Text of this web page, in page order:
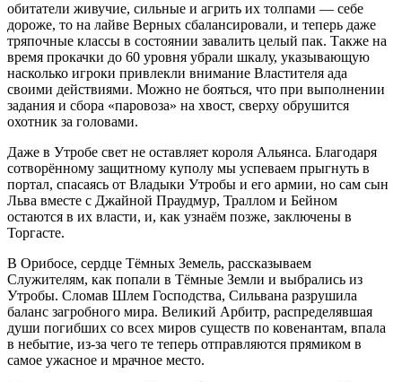
обитатели живучие, сильные и агрить их толпами — себе
дороже, то на лайве Верных сбалансировали, и теперь даже
тряпочные классы в состоянии завалить целый пак. Также на
время прокачки до 60 уровня убрали шкалу, указывающую
насколько игроки привлекли внимание Властителя ада
своими действиями. Можно не бояться, что при выполнении
задания и сбора «паровоза» на хвост, сверху обрушится
охотник за головами.
Даже в Утробе свет не оставляет короля Альянса. Благодаря
сотворённому защитному куполу мы успеваем прыгнуть в
портал, спасаясь от Владыки Утробы и его армии, но сам сын
Льва вместе с Джайной Праудмур, Траллом и Бейном
остаются в их власти, и, как узнаём позже, заключены в
Торгасте.
В Орибосе, сердце Тёмных Земель, рассказываем
Служителям, как попали в Тёмные Земли и выбрались из
Утробы. Сломав Шлем Господства, Сильвана разрушила
баланс загробного мира. Великий Арбитр, распределявшая
души погибших со всех миров существ по ковенантам, впала
в небытие, из-за чего те теперь отправляются прямиком в
самое ужасное и мрачное место.